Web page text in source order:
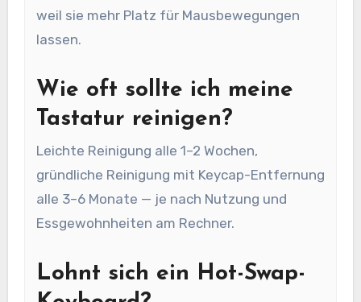
weil sie mehr Platz für Mausbewegungen
lassen.
Wie oft sollte ich meine
Tastatur reinigen?
Leichte Reinigung alle 1–2 Wochen,
gründliche Reinigung mit Keycap-Entfernung
alle 3–6 Monate — je nach Nutzung und
Essgewohnheiten am Rechner.
Lohnt sich ein Hot-Swap-